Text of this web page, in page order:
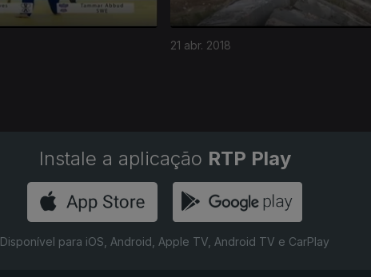
21 abr. 2018
Instale a aplicação RTP Play
Disponível para iOS, Android, Apple TV, Android TV e CarPlay